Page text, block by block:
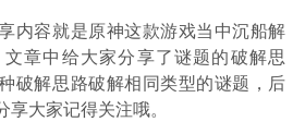
内容就是原神这款游戏当中沉船解
章中给大家分享了谜题的破解思
破解思路破解相同类型的谜题，后
大家记得关注哦。